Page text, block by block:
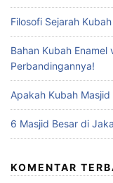
Filosofi Sejarah
Bahan Kubah
Perbandingannya!
Apakah Kubah
6 Masjid Besar di
KOMENTAR